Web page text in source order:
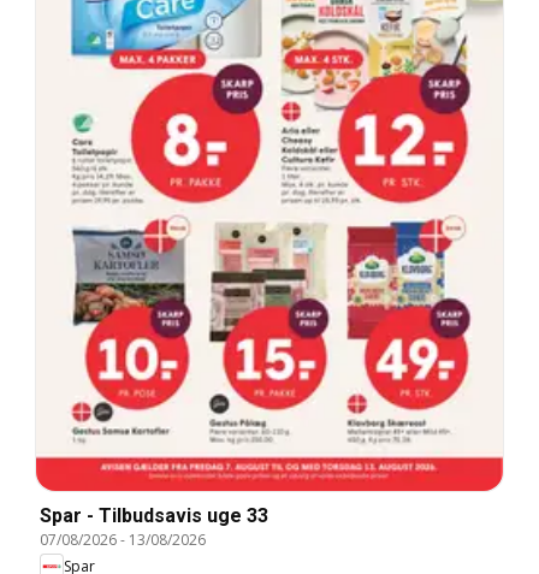
Spar - Tilbudsavis uge 33
07/08/2026- 13/08/2026
Spar